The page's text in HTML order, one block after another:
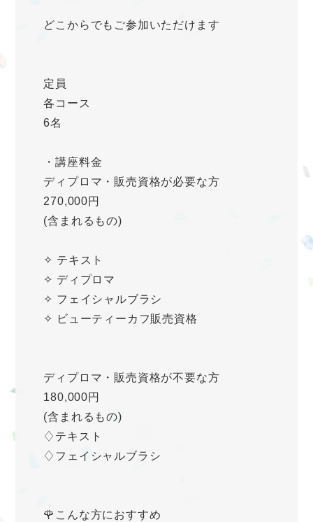
どこからでもご参加いただけます
定員
各コース
6名
・講座料金
ディプロマ・販売資格が必要な方
270,000円
(含まれるもの)
✧ テキスト
✧ ディプロマ
✧ フェイシャルブラシ
✧ ビューティーカフ販売資格
ディプロマ・販売資格が不要な方
180,000円
(含まれるもの)
♢テキスト
♢フェイシャルブラシ
🌹こんな方におすすめ